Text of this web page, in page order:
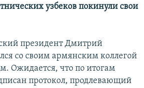
узбеков покинули свои
президент Дмитрий
со своим армянским коллегой
Ожидается, что по итогам
протокол, продлевающий